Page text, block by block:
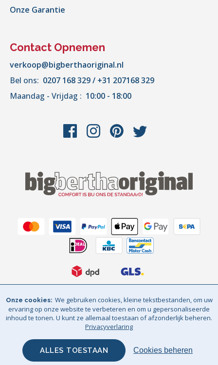
Onze Garantie
Contact Opnemen
verkoop@bigberthaoriginal.nl
Bel ons: 0207 168 329 / +31 207168 329
Maandag - Vrijdag : 10:00 - 18:00
Algemene voorwaarden
Privacyverlaring
Sitemap
© Big Bertha Original 2026
GHS Retail Ltd - BTW Reg: NL 825671772B01 / BE 0705.960.159
Onze cookies
We gebruiken cookies, kleine tekstbestanden, om uw
ervaring op onze website te verbeteren en om u gepersonaliseerde
inhoud te tonen. U kunt ze allemaal toestaan of afzonderlijk beheren.
Privacyverlaring
ALLES TOESTAAN Cookies beheren